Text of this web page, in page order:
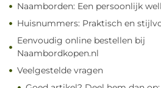
Naamborden: Een persoonlijk
Huisnummers: Praktisch en
Eenvoudig online bestellen bij
Naambordkopen.nl
Veelgestelde vragen